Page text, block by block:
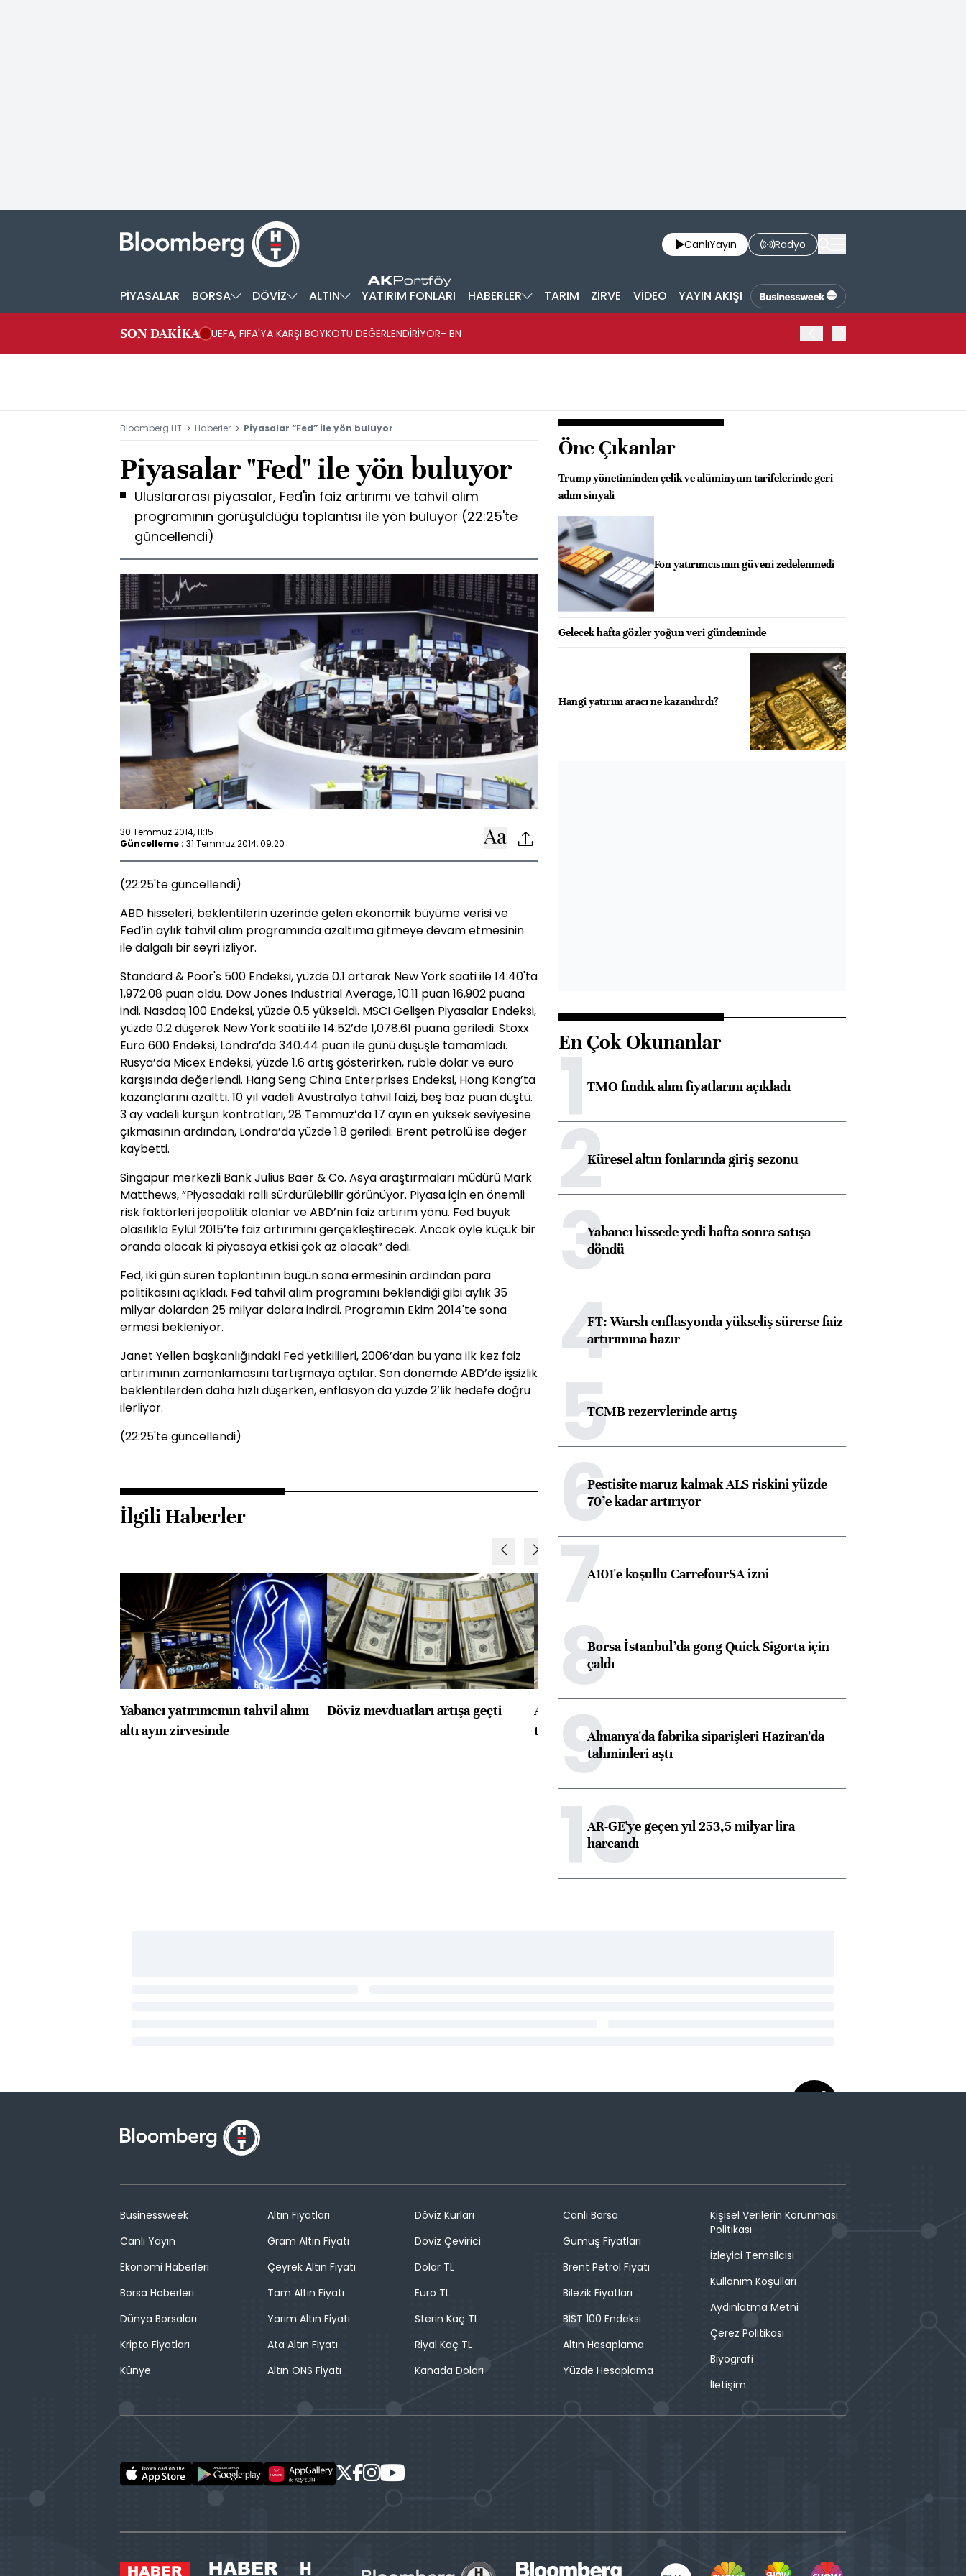
CanlıYayın Radyo
PİYASALAR BORSA DÖVİZ ALTIN YATIRIM FONLARI HABERLER TARIM ZİRVE VİDEO YAYIN AKIŞI
SON DAKİKA UEFA, FIFA'YA KARŞI BOYKOTU DEĞERLENDİRİYOR- BN
Bloomberg HT Haberler Piyasalar “Fed” ile yön buluyor
Piyasalar "Fed" ile yön buluyor
Uluslararası piyasalar, Fed'in faiz artırımı ve tahvil alım
programının görüşüldüğü toplantısı ile yön buluyor (22:25'te
güncellendi)
30 Temmuz 2014, 11:15
Güncelleme : 31 Temmuz 2014, 09:20
(22:25'te güncellendi)
ABD hisseleri, beklentilerin üzerinde gelen ekonomik büyüme verisi ve
Fed’in aylık tahvil alım programında azaltıma gitmeye devam etmesinin
ile dalgalı bir seyri izliyor.
Standard & Poor's 500 Endeksi, yüzde 0.1 artarak New York saati ile 14:40'ta
1,972.08 puan oldu. Dow Jones Industrial Average, 10.11 puan 16,902 puana
indi. Nasdaq 100 Endeksi, yüzde 0.5 yükseldi. MSCI Gelişen Piyasalar Endeksi,
yüzde 0.2 düşerek New York saati ile 14:52’de 1,078.61 puana geriledi. Stoxx
Euro 600 Endeksi, Londra’da 340.44 puan ile günü düşüşle tamamladı.
Rusya’da Micex Endeksi, yüzde 1.6 artış gösterirken, ruble dolar ve euro
karşısında değerlendi. Hang Seng China Enterprises Endeksi, Hong Kong’ta
kazançlarını azalttı. 10 yıl vadeli Avustralya tahvil faizi, beş baz puan düştü.
3 ay vadeli kurşun kontratları, 28 Temmuz’da 17 ayın en yüksek seviyesine
çıkmasının ardından, Londra’da yüzde 1.8 geriledi. Brent petrolü ise değer
kaybetti.
Singapur merkezli Bank Julius Baer & Co. Asya araştırmaları müdürü Mark
Matthews, “Piyasadaki ralli sürdürülebilir görünüyor. Piyasa için en önemli
risk faktörleri jeopolitik olanlar ve ABD’nin faiz artırım yönü. Fed büyük
olasılıkla Eylül 2015’te faiz artırımını gerçekleştirecek. Ancak öyle küçük bir
oranda olacak ki piyasaya etkisi çok az olacak” dedi.
Fed, iki gün süren toplantının bugün sona ermesinin ardından para
politikasını açıkladı. Fed tahvil alım programını beklendiği gibi aylık 35
milyar dolardan 25 milyar dolara indirdi. Programın Ekim 2014'te sona
ermesi bekleniyor.
Janet Yellen başkanlığındaki Fed yetkilileri, 2006’dan bu yana ilk kez faiz
artırımının zamanlamasını tartışmaya açtılar. Son dönemde ABD’de işsizlik
beklentilerden daha hızlı düşerken, enflasyon da yüzde 2’lik hedefe doğru
ilerliyor.
(22:25'te güncellendi)
İlgili Haberler
Yabancı yatırımcının tahvil alımı
altı ayın zirvesinde
Döviz mevduatları artışa geçti
ABD'de konut başlangıçları
toparlandı
konusunda Unicredit ile
Öne Çıkanlar
Trump yönetiminden çelik ve alüminyum tarifelerinde geri
adım sinyali
Fon yatırımcısının güveni zedelenmedi
Gelecek hafta gözler yoğun veri gündeminde
Hangi yatırım aracı ne kazandırdı?
En Çok Okunanlar
1TMO fındık alım fiyatlarını açıkladı
2Küresel altın fonlarında giriş sezonu
3Yabancı hissede yedi hafta sonra satışa
döndü
4FT: Warsh enflasyonda yükseliş sürerse faiz
artırımına hazır
5TCMB rezervlerinde artış
6Pestisite maruz kalmak ALS riskini yüzde
70’e kadar artırıyor
7A101'e koşullu CarrefourSA izni
8Borsa İstanbul’da gong Quick Sigorta için
çaldı
9Almanya'da fabrika siparişleri Haziran'da
tahminleri aştı
10
AR-GE'ye geçen yıl 253,5 milyar lira
harcandı
Businessweek
Canlı Yayın
Ekonomi Haberleri
Borsa Haberleri
Dünya Borsaları
Kripto Fiyatları
Künye
Altın Fiyatları
Gram Altın Fiyatı
Çeyrek Altın Fiyatı
Tam Altın Fiyatı
Yarım Altın Fiyatı
Ata Altın Fiyatı
Altın ONS Fiyatı
Döviz Kurları
Döviz Çevirici
Dolar TL
Euro TL
Sterin Kaç TL
Riyal Kaç TL
Kanada Doları
Canlı Borsa
Gümüş Fiyatları
Brent Petrol Fiyatı
Bilezik Fiyatları
BIST 100 Endeksi
Altın Hesaplama
Yüzde Hesaplama
Kişisel Verilerin Korunması
Politikası
İzleyici Temsilcisi
Kullanım Koşulları
Aydınlatma Metni
Çerez Politikası
Biyografi
İletişim